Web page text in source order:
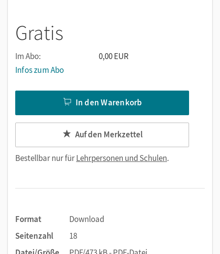
Gratis
Im Abo:
0,00 EUR
Infos zum Abo
In den Warenkorb
Auf den Merkzettel
Bestellbar nur fürLehrpersonen und Schulen.
Format
Download
Seitenzahl
18